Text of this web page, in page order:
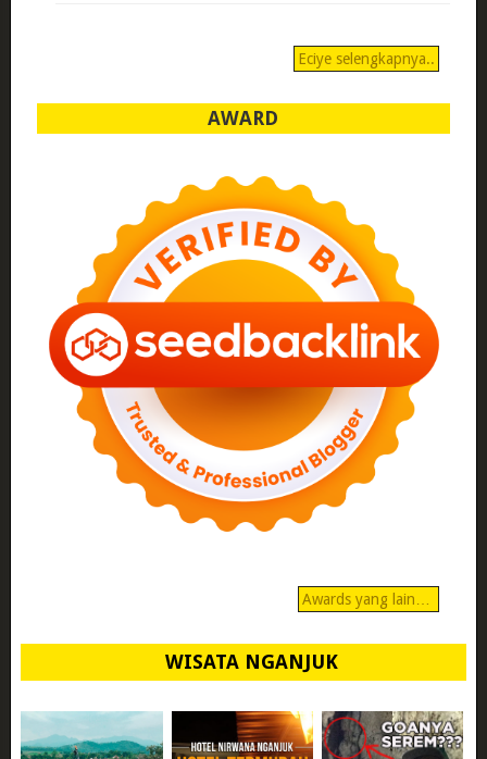
Eciye selengkapnya..
AWARD
Awards yang lain…
WISATA NGANJUK